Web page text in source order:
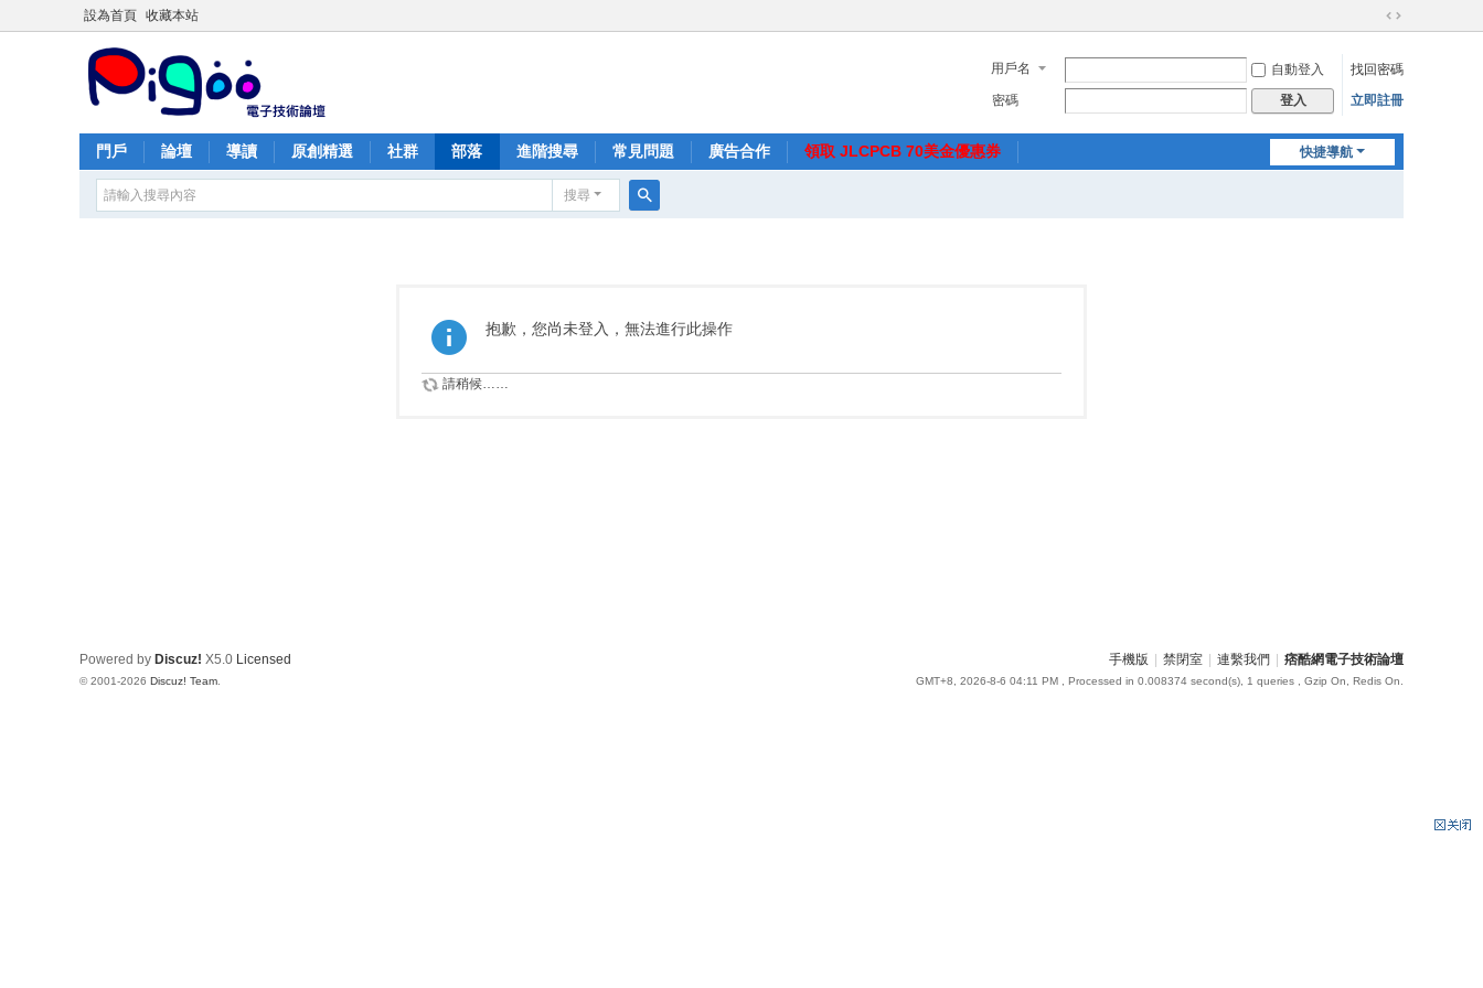
設為首頁 收藏本站
切
到
寬
用戶名 自動登入
找回密碼
密碼
登入 立即註冊
快捷導航
門戶 論壇 導讀 原創精選 社群 部落 進階搜尋 常見問題 廣告合作 領取 JLCPCB 70美金優惠券
搜尋
抱歉，您尚未登入，無法進行此操作
請稍候……
手機版 禁閉室 連繫我們 痞酷網電子技術論壇
GMT+8, 2026-8-6 04:11 PM , Processed in 0.008374 second(s), 1 queries , Gzip On, Redis On.
Powered by Discuz! X5.0 Licensed
© 2001-2026 Discuz! Team